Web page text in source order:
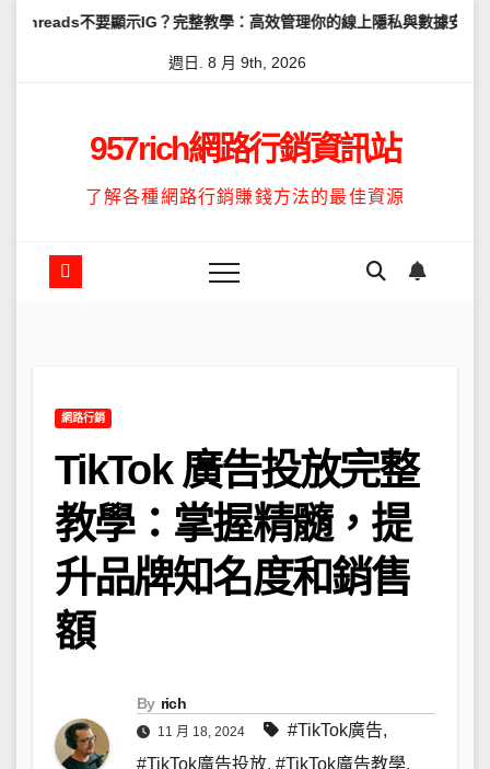
IG？完整教學：高效管理你的線上隱私與數據安全 怎麼讓
週日. 8 月 9th, 2026
957rich網路行銷資訊站
了解各種網路行銷賺錢方法的最佳資源
網路行銷
TikTok 廣告投放完整
教學：掌握精髓，提
升品牌知名度和銷售
額
By rich
11 月 18, 2024 #TikTok廣告,
#TikTok廣告投放, #TikTok廣告教學,